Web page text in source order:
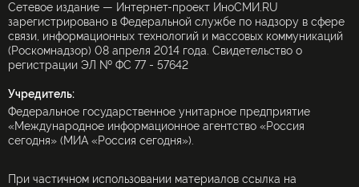
Сетевое издание — Интернет-проект ИноСМИ.RU
зарегистрировано в Федеральной службе по надзору в сфере
связи, информационных технологий и массовых коммуникаций
(Роскомнадзор) 08 апреля 2014 года. Свидетельство о
регистрации ЭЛ № ФС 77 - 57642
Учредитель:
Федеральное государственное унитарное предприятие
«Международное информационное агентство «Россия
сегодня» (МИА «Россия сегодня»).
При частичном использовании материалов ссылка на